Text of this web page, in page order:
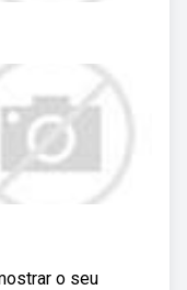
o seu